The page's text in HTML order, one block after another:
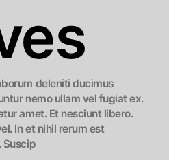
deleniti ducimus
nemo ullam vel fugiat ex.
amet. Et nesciunt libero.
In et nihil rerum est
Suscip